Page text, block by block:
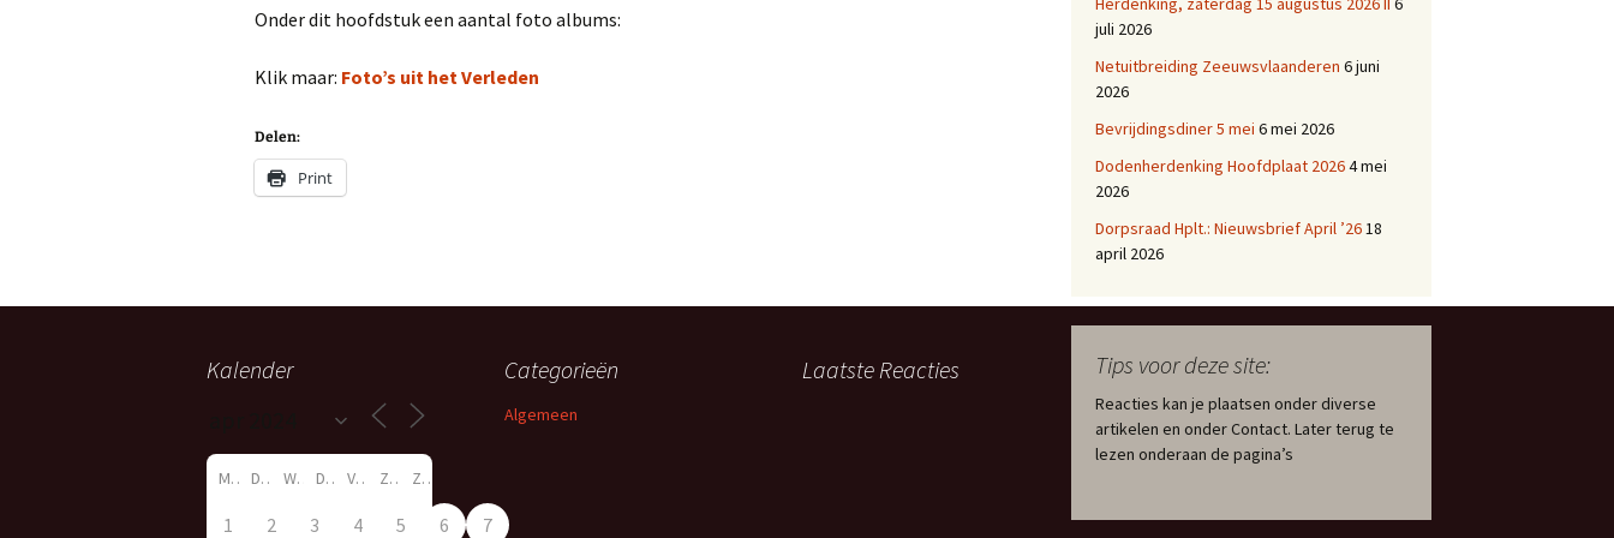
Onder dit hoofdstuk een aantal foto albums:
Klik maar: Foto’s uit het Verleden
Delen:
Print
juli 2026
Netuitbreiding Zeeuwsvlaanderen 6 juni
2026
Bevrijdingsdiner 5 mei 6 mei 2026
Dodenherdenking Hoofdplaat 20264 mei
2026
Dorpsraad Hplt.: Nieuwsbrief April ’2618
april 2026
Tips voor deze site:
Reacties kan je plaatsen onder diverse
artikelen en onder Contact. Later terug te
lezen onderaan de pagina’s
Kalender
M D W D V Z Z
1 2 3 4 5 6 7
Categorieën
Algemeen
Laatste Reacties